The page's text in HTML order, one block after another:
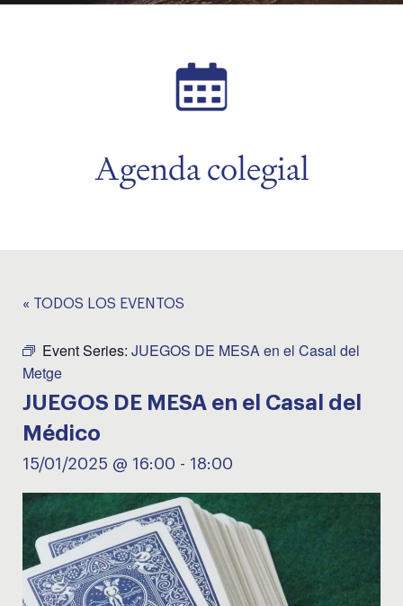
Agenda colegial
« TODOS LOS EVENTOS
Event Series: JUEGOS DE MESA en el Casal del
Metge
JUEGOS DE MESA en el Casal del
Médico
15/01/2025 @ 16:00 - 18:00